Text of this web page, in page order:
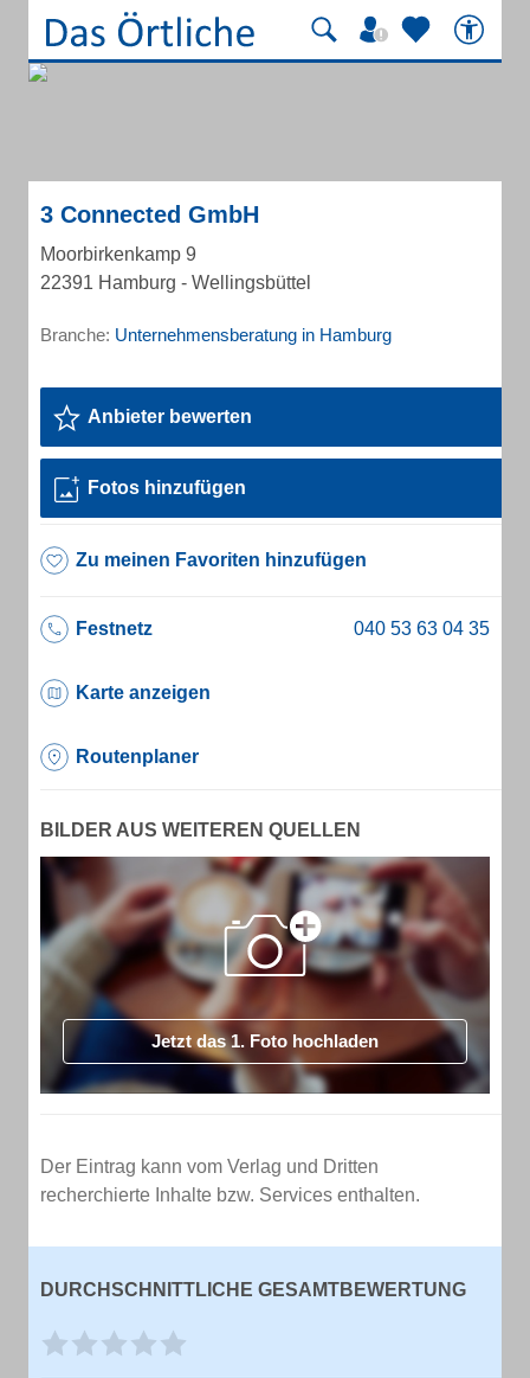
3 Connected GmbH
Moorbirkenkamp 9
22391 Hamburg - Wellingsbüttel
Branche: Unternehmensberatung in Hamburg
Anbieter bewerten
Fotos hinzufügen
Zu meinen Favoriten hinzufügen
Festnetz
Karte anzeigen
Routenplaner
BILDER AUS WEITEREN QUELLEN
Jetzt das 1. Foto hochladen
Der Eintrag kann vom Verlag und Dritten
recherchierte Inhalte bzw. Services enthalten.
DURCHSCHNITTLICHE GESAMTBEWERTUNG